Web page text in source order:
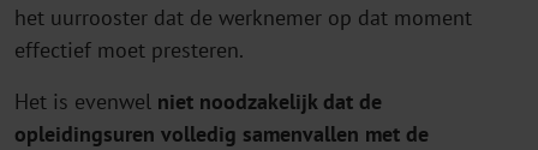
het uurrooster dat de werknemer op dat moment
effectief moet presteren.
Het is evenwel niet noodzakelijk dat de
opleidingsuren volledig samenvallen met de